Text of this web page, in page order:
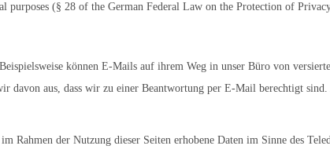
purposes (§ 28 of the German Federal Law on the Protection of
können E-Mails auf ihrem Weg in unser Büro von
aus, dass wir zu einer Beantwortung per E-Mail berechtigt sind.
Rahmen der Nutzung dieser Seiten erhobene Daten im Sinne des